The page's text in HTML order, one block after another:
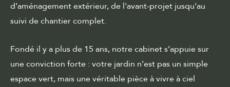
d’aménagement extérieur, de l'avant-projet jusqu’au
suivi de chantiercomplet.
Fondé il y a plus de 15 ans, notre cabinet s’appuie sur
une conviction forte : votre jardin n’est pas un simple
espace vert, mais une véritable pièce à vivre à ciel